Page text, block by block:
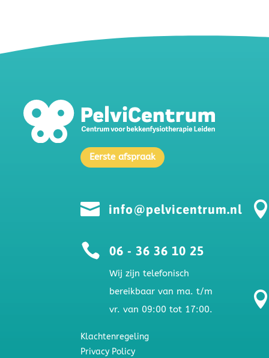
Eerste afspraak
 info@pelvicentrum.nl
 06 - 36 36 10 25
Wij zijn telefonisch
bereikbaar van ma. t/m
vr. van 09:00 tot 17:00.
Klachtenregeling
Privacy Policy